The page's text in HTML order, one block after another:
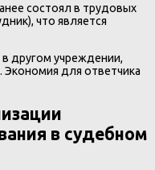
состоял в трудовых
что является
другом учреждении,
для ответчика
в судебном